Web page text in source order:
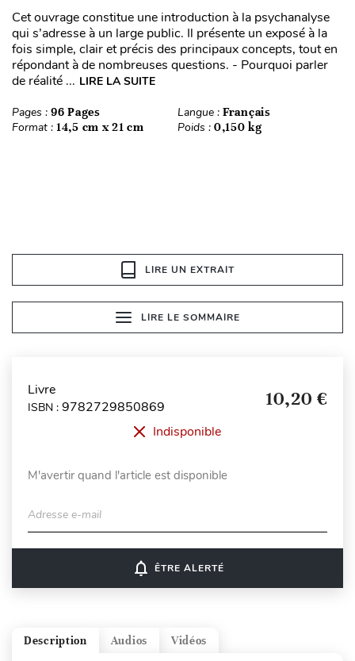
Cet ouvrage constitue une introduction à la psychanalyse
qui s’adresse à un large public. Il présente un exposé à la
fois simple, clair et précis des principaux concepts, tout en
répondant à de nombreuses questions. - Pourquoi parler
de réalité ... LIRE LA SUITE
Pages : 96 Pages Langue : Français
Format : 14,5 cm x 21 cm Poids : 0,150 kg
LIRE UN EXTRAIT
LIRE LE SOMMAIRE
Livre
ISBN : 9782729850869 10,20 €
Indisponible
M'avertir quand l'article est disponible
Adresse e-mail
notifications_none ÊTRE ALERTÉ
Vidéos
Audios
Description